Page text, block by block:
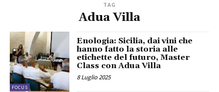
TAG
Adua Villa
FOCUS
Enologia: Sicilia, dai vini che
hanno fatto la storia alle
etichette del futuro, Master
Class con Adua Villa
8 Luglio 2025